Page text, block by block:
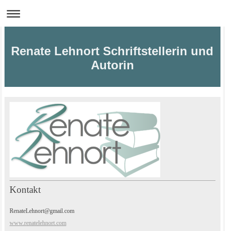
Renate Lehnort Schriftstellerin und
Autorin
Kontakt
RenateLehnort@gmail.com
www.renatelehnort.com